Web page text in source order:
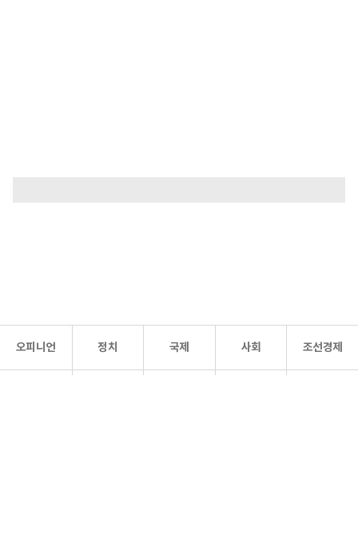
오피니언 정치 국제 사회 조선경제